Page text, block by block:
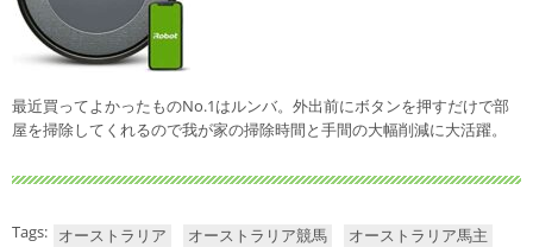
最近買ってよかったものNo.1はルンバ。外出前にボタンを押すだけで部
屋を掃除してくれるので我が家の掃除時間と手間の大幅削減に大活躍。
Tags: オーストラリア オーストラリア競馬
オーストラリア馬主